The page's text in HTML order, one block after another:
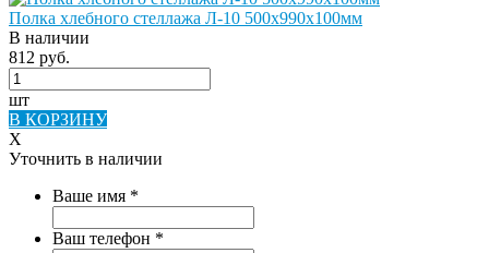
Полка хлебного стеллажа Л-10 500х990х100мм
В наличии
812 руб.
шт
В КОРЗИНУ
X
Уточнить в наличии
Ваше имя *
Ваш телефон *